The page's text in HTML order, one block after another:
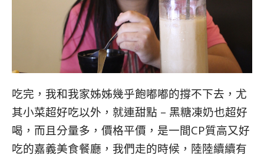
吃完，我和我家姊姊幾乎飽嘟嘟的撐不下去，尤
其小菜超好吃以外，就連甜點 – 黑糖凍奶也超好
喝，而且分量多，價格平價，是一間CP質高又好
吃的嘉義美食餐廳，我們走的時候，陸陸續續有